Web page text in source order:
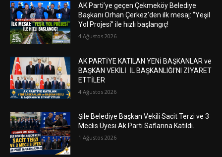
AK Parti’ye geçen Çekmeköy Belediye
Başkanı Orhan Çerkez’den ilk mesaj: “Yeşil
Yol Projesi” ile hızlı başlangıç!
4 Ağustos 2026
AK PARTİYE KATILAN YENİ BAŞKANLAR ve
BAŞKAN VEKİLİ İL BAŞKANLIĞI’NI ZİYARET
ETTİLER
4 Ağustos 2026
Şile Belediye Başkan Vekili Sacit Terzi ve 3
Meclis Üyesi Ak Parti Saflarına Katıldı.
1 Ağustos 2026